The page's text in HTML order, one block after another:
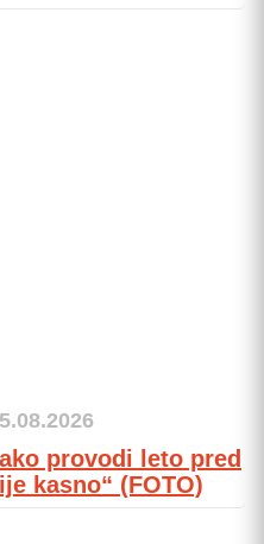
provodi leto pred
kasno“ (FOTO)